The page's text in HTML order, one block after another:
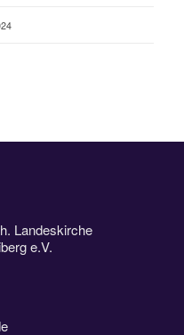
Landeskirche
e.V.